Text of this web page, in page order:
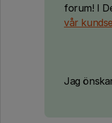
forum! I
vår
Jag